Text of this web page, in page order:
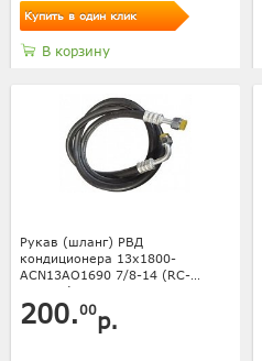
Купить в один клик
В корзину
Рукав (шланг) РВД
кондиционера 13x1800-
ACN13AO1690 7/8-14 (RC-
U07105)CT
200.00р.